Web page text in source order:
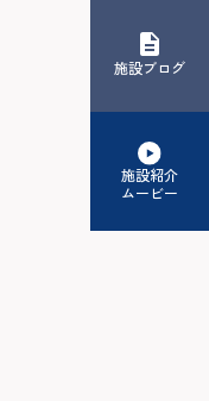
施設ブログ
施設紹介
ムービー